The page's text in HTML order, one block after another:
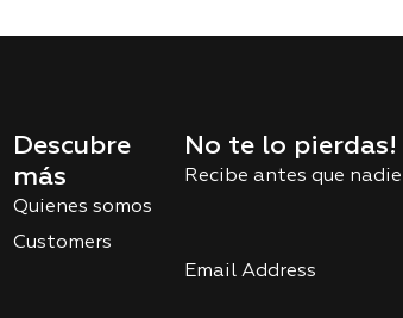
Descubre
más
Quienes somos
Customers
No te lo pierdas!
Recibe antes que
Email Address